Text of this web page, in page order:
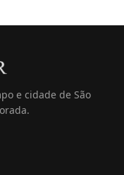
e cidade de São